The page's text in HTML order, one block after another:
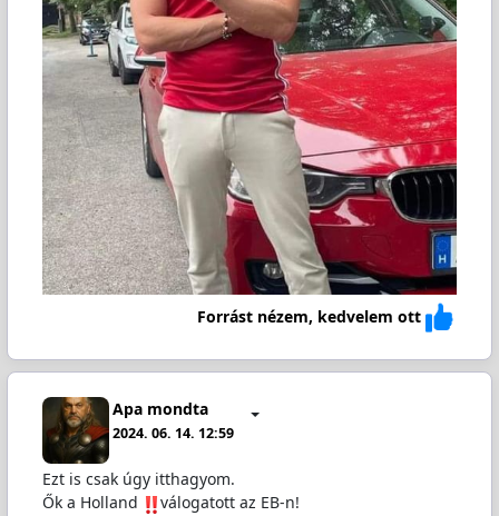
Forrást nézem, kedvelem ott
Apa mondta
2024. 06. 14. 12:59
Ezt is csak úgy itthagyom.
Ők a Holland
válogatott az EB-n!